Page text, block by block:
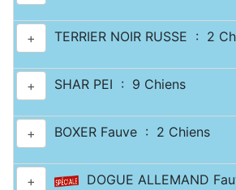
+ TERRIER NOIR RUSSE : 2
+ SHAR PEI : 9 Chiens
+ BOXER Fauve : 2 Chiens
+ DOGUE ALLEMAND